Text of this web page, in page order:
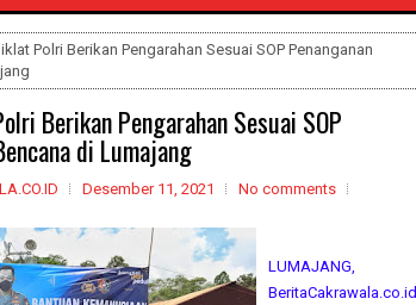
Polri Berikan Pengarahan Sesuai SOP Penanganan
Berikan Pengarahan Sesuai SOP
di Lumajang
Desember 11, 2021 No comments
LUMAJANG,
BeritaCakrawala.co.id